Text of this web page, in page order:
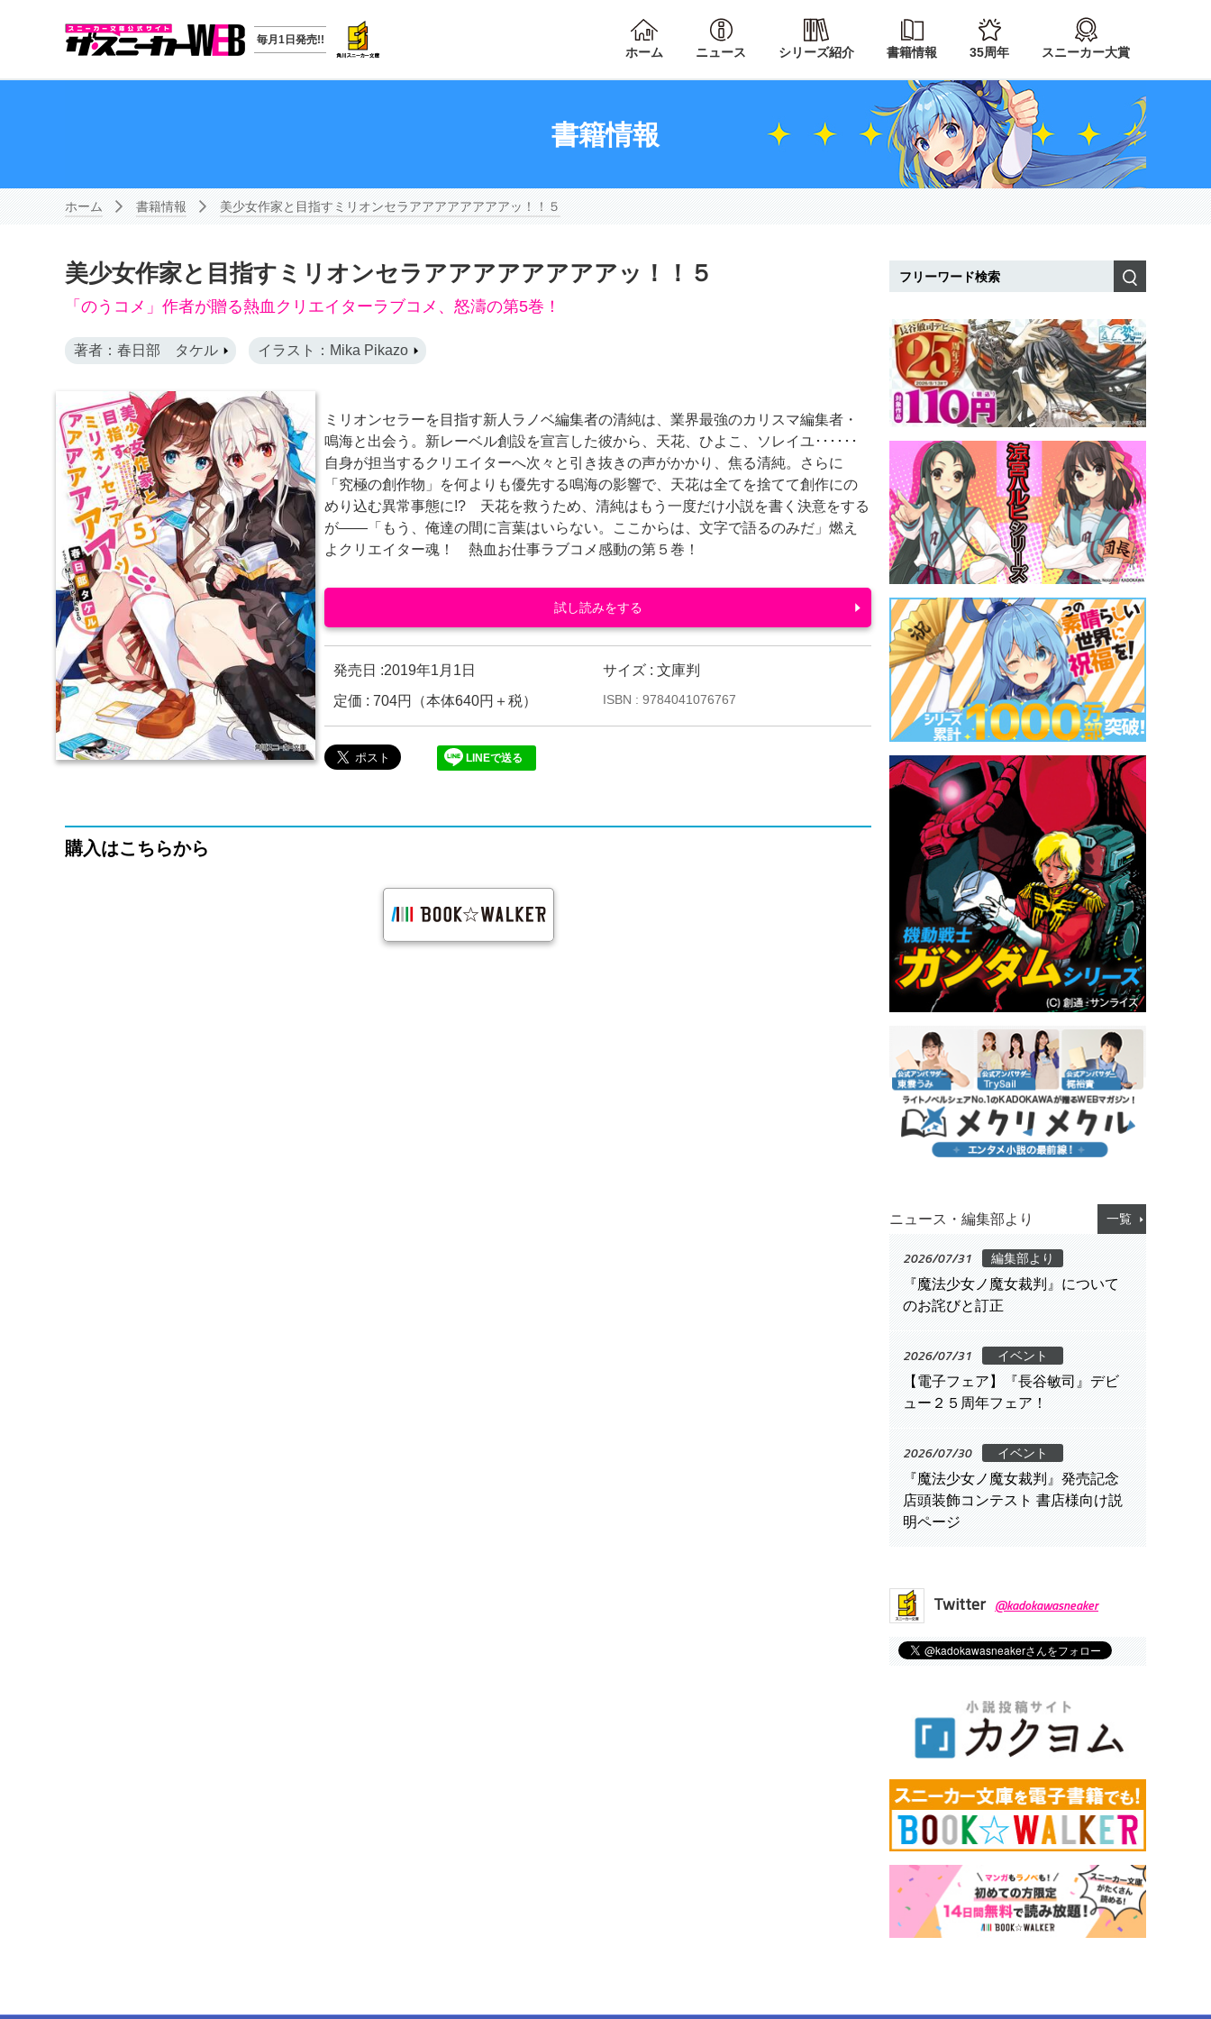
毎月1日発売!!
ホーム ニュース シリーズ紹介 書籍情報 35周年 スニーカー大賞
書籍情報
ホーム 書籍情報 美少女作家と目指すミリオンセラアアアアアアアアッ！！５
美少女作家と目指すミリオンセラアアアアアアアアッ！！５
「のうコメ」作者が贈る熱血クリエイターラブコメ、怒濤の第5巻！
著者：春日部 タケル イラスト：Mika Pikazo
ミリオンセラーを目指す新人ラノベ編集者の清純は、業界最強のカリスマ編集者・
鳴海と出会う。新レーベル創設を宣言した彼から、天花、ひよこ、ソレイユ･･････
自身が担当するクリエイターへ次々と引き抜きの声がかかり、焦る清純。さらに
「究極の創作物」を何よりも優先する鳴海の影響で、天花は全てを捨てて創作にの
めり込む異常事態に!? 天花を救うため、清純はもう一度だけ小説を書く決意をする
が――「もう、俺達の間に言葉はいらない。ここからは、文字で語るのみだ」燃え
よクリエイター魂！ 熱血お仕事ラブコメ感動の第５巻！
発売日 :2019年1月1日
サイズ : 文庫判
定価 : 704円（本体640円＋税）
ISBN : 9784041076767
LINEで送る
試し読みをする
購入はこちらから
ニュース・編集部より 一覧
2026/07/31 編集部より
『魔法少女ノ魔女裁判』について
のお詫びと訂正
2026/07/31 イベント
【電子フェア】『長谷敏司』デビ
ュー２５周年フェア！
2026/07/30 イベント
『魔法少女ノ魔女裁判』発売記念
店頭装飾コンテスト 書店様向け説
明ページ
Twitter @kadokawasneaker